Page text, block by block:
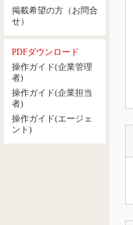
掲載希望の方（お問合
せ）
PDFダウンロード
操作ガイド(企業管理
者)
操作ガイド(企業担当
者)
操作ガイド(エージェ
ント)